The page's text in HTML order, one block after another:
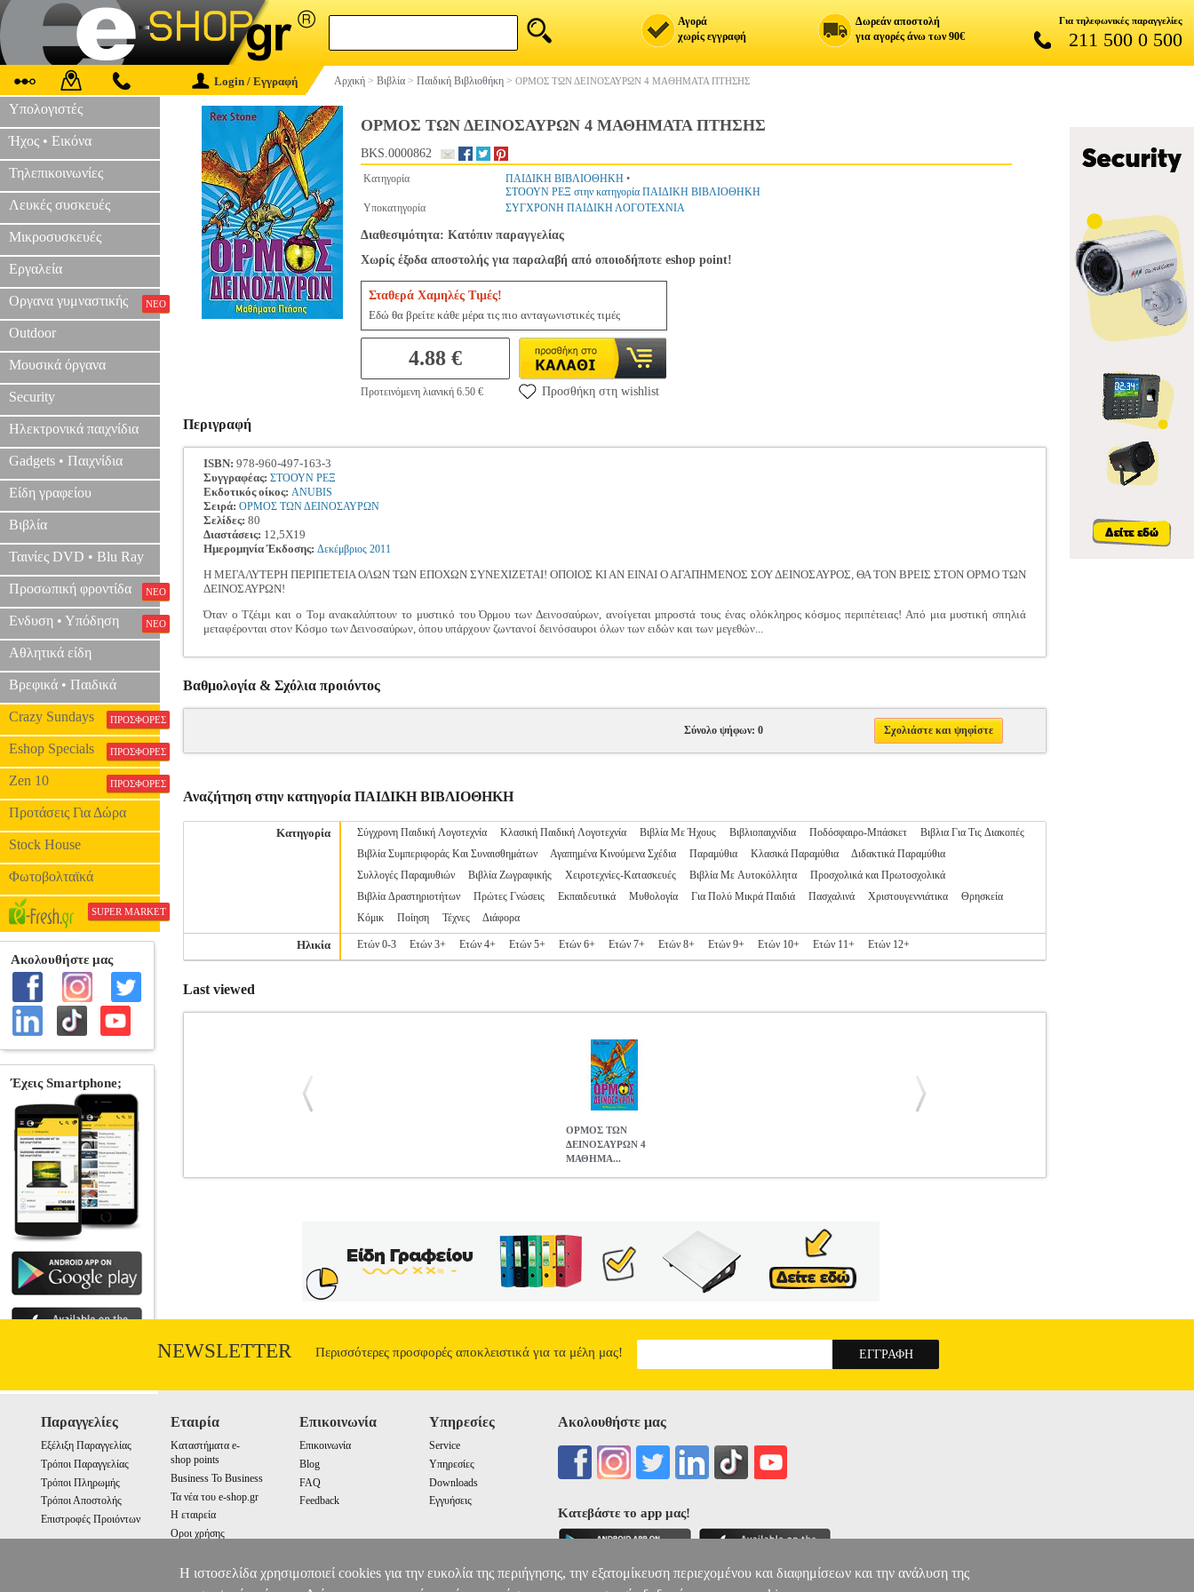
Αγορά
χωρίς εγγραφή
Δωρεάν αποστολή
για αγορές άνω των 90€
Για τηλεφωνικές παραγγελίες
211 500 0 500
Login / Εγγραφή Αρχική > Βιβλία > Παιδική Βιβλιοθήκη > ΟΡΜΟΣ ΤΩΝ ΔΕΙΝΟΣΑΥΡΩΝ 4 ΜΑΘΗΜΑΤΑ ΠΤΗΣΗΣ
Υπολογιστές
Ήχος • Εικόνα
Τηλεπικοινωνίες
Λευκές συσκευές
Μικροσυσκευές
Εργαλεία
Οργανα γυμναστικής ΝΕΟ
Outdoor
Μουσικά όργανα
Security
Ηλεκτρονικά παιχνίδια
Gadgets • Παιχνίδια
Είδη γραφείου
Βιβλία
Ταινίες DVD • Blu Ray
Προσωπική φροντίδα ΝΕΟ
Ενδυση • Υπόδηση ΝΕΟ
Αθλητικά είδη
Βρεφικά • Παιδικά
Crazy Sundays ΠΡΟΣΦΟΡΕΣ
Eshop Specials ΠΡΟΣΦΟΡΕΣ
Zen 10 ΠΡΟΣΦΟΡΕΣ
Προτάσεις Για Δώρα
Stock House
Φωτοβολταϊκά
SUPER MARKET
ΟΡΜΟΣ ΤΩΝ ΔΕΙΝΟΣΑΥΡΩΝ 4 ΜΑΘΗΜΑΤΑ ΠΤΗΣΗΣ
BKS.0000862
Κατηγορία ΠΑΙΔΙΚΗ ΒΙΒΛΙΟΘΗΚΗ •
ΣΤΟΟΥΝ ΡΕΞ στην κατηγορία ΠΑΙΔΙΚΗ ΒΙΒΛΙΟΘΗΚΗ
Υποκατηγορία
ΣΥΓΧΡΟΝΗ ΠΑΙΔΙΚΗ ΛΟΓΟΤΕΧΝΙΑ
Διαθεσιμότητα: Κατόπιν παραγγελίας
Χωρίς έξοδα αποστολής για παραλαβή από οποιοδήποτε eshop point!
Σταθερά Χαμηλές Τιμές!
Εδώ θα βρείτε κάθε μέρα τις πιο ανταγωνιστικές τιμές
4.88 €
Προτεινόμενη λιανική 6.50 € Προσθήκη στη wishlist
Περιγραφή
ISBN: 978-960-497-163-3
Συγγραφέας: ΣΤΟΟΥΝ ΡΕΞ
Εκδοτικός οίκος: ANUBIS
Σειρά: ΟΡΜΟΣ ΤΩΝ ΔΕΙΝΟΣΑΥΡΩΝ
Σελίδες: 80
Διαστάσεις: 12,5Χ19
Ημερομηνία Έκδοσης: Δεκέμβριος 2011
Η ΜΕΓΑΛΥΤΕΡΗ ΠΕΡΙΠΕΤΕΙΑ ΟΛΩΝ ΤΩΝ ΕΠΟΧΩΝ ΣΥΝΕΧΙΖΕΤΑΙ! ΟΠΟΙΟΣ ΚΙ ΑΝ ΕΙΝΑΙ Ο ΑΓΑΠΗΜΕΝΟΣ ΣΟΥ ΔΕΙΝΟΣΑΥΡΟΣ, ΘΑ ΤΟΝ ΒΡΕΙΣ ΣΤΟΝ ΟΡΜΟ ΤΩΝ
ΔΕΙΝΟΣΑΥΡΩΝ!
Όταν ο Τζέιμι και ο Τομ ανακαλύπτουν το μυστικό του Όρμου των Δεινοσαύρων, ανοίγεται μπροστά τους ένας ολόκληρος κόσμος περιπέτειας! Από μια μυστική σπηλιά
μεταφέρονται στον Κόσμο των Δεινοσαύρων, όπου υπάρχουν ζωντανοί δεινόσαυροι όλων των ειδών και των μεγεθών...
Βαθμολογία & Σχόλια προιόντος
Σύνολο ψήφων: 0 Σχολιάστε και ψηφίστε
Αναζήτηση στην κατηγορία ΠΑΙΔΙΚΗ ΒΙΒΛΙΟΘΗΚΗ
Κατηγορία Σύγχρονη Παιδική Λογοτεχνία Κλασική Παιδική Λογοτεχνία Βιβλία Με Ήχους Βιβλιοπαιχνίδια Ποδόσφαιρο-Μπάσκετ
Βιβλια Για Τις Διακοπές
Βιβλία Συμπεριφοράς Και Συναισθημάτων
Αγαπημένα Κινούμενα Σχέδια Παραμύθια Κλασικά Παραμύθια
Διδακτικά Παραμύθια
Συλλογές Παραμυθιών
Βιβλία Ζωγραφικής Χειροτεχνίες-Κατασκευές Βιβλία Με Αυτοκόλλητα
Προσχολικά και Πρωτοσχολικά
Βιβλία Δραστηριοτήτων
Πρώτες Γνώσεις Εκπαιδευτικά Μυθολογία Για Πολύ Μικρά Παιδιά Πασχαλινά Χριστουγεννιάτικα
Θρησκεία
Κόμικ
Ποίηση Τέχνες Διάφορα
Ηλικία Ετών 0-3 Ετών 3+ Ετών 4+ Ετών 5+ Ετών 6+ Ετών 7+ Ετών 8+ Ετών 9+ Ετών 10+ Ετών 11+ Ετών 12+
Last viewed
ΟΡΜΟΣ ΤΩΝ
ΔΕΙΝΟΣΑΥΡΩΝ 4
ΜΑΘΗΜΑ...
ΜΕΓΑΛΥΤΕΡΗ ΠΕΡΙΠΕΤΕΙΑ ΟΛΩΝ ΤΩΝ ΕΠΟΧΩΝ ΣΥΝΕΧΙΖΕΤΑΙ! ΟΠΟΙΟΣ ΚΙ ΑΝ ΕΙΝΑΙ Ο ΑΓΑΠΗΜΕΝΟΣ ΣΟΥ ΔΕΙΝΟΣΑΥΡΟΣ, ΘΑ ΤΟΝ
ΒΡΕΙΣ ΣΤΟΝ ΟΡΜΟ ΤΩΝ ΔΕΙΝΟΣΑΥΡΩΝ! Όταν ο Τζέιμι και ο Τομ ανακαλύπτουν το μυστικό του Όρμου των Δεινοσαύρων, ανοίγεται μπροστά τους ένας
ολόκληρος κόσμος περιπέτειας! Από μια μυστική σπηλιά μεταφέρονται στον Κόσμο των Δεινοσαύρων, όπου υπάρχουν ζωντανοί δεινόσαυροι όλων των ειδών
ΟΡΜΟΣ ΤΩΝ ΔΕΙΝΟΣΑΥΡΩΝ 4 ΜΑΘΗΜΑΤΑ ΠΤΗΣΗΣ
NEWSLETTER Περισσότερες προσφορές αποκλειστικά για τα μέλη μας!
Παραγγελίες
Εξέλιξη Παραγγελίας
Τρόποι Παραγγελίας
Τρόποι Πληρωμής
Τρόποι Αποστολής
Επιστροφές Προιόντων
Εταιρία
Καταστήματα e-
shop points
Business To Business
Τα νέα του e-shop.gr
Η εταιρεία
Οροι χρήσης
Επικοινωνία
Επικοινωνία
Blog
FAQ
Feedback
Υπηρεσίες
Service
Υπηρεσίες
Downloads
Εγγυήσεις
Ακολουθήστε μας
Κατεβάστε το app μας!
Η ιστοσελίδα χρησιμοποιεί cookies για την ευκολία της περιήγησης, την εξατομίκευση περιεχομένου και διαφημίσεων και την ανάλυση της